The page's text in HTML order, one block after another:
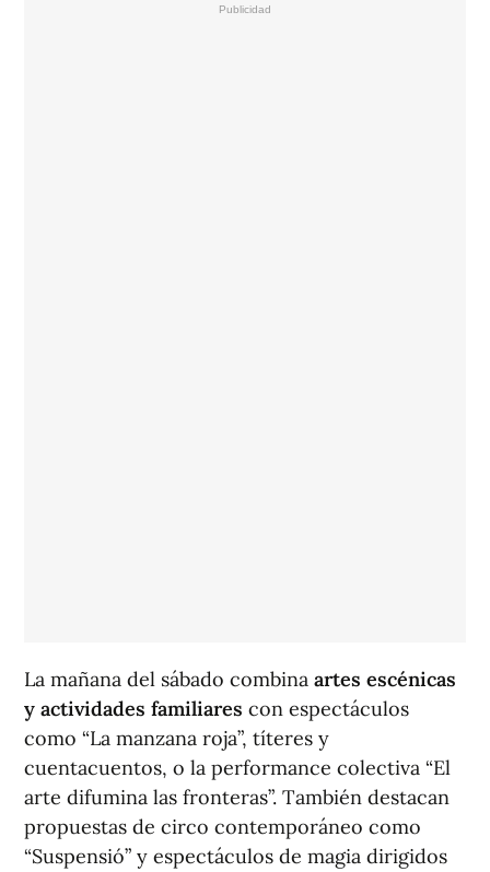
La mañana del sábado combina artes escénicas
y actividades familiares con espectáculos
como “La manzana roja”, títeres y
cuentacuentos, o la performance colectiva “El
arte difumina las fronteras”. También destacan
propuestas de circo contemporáneo como
“Suspensió” y espectáculos de magia dirigidos